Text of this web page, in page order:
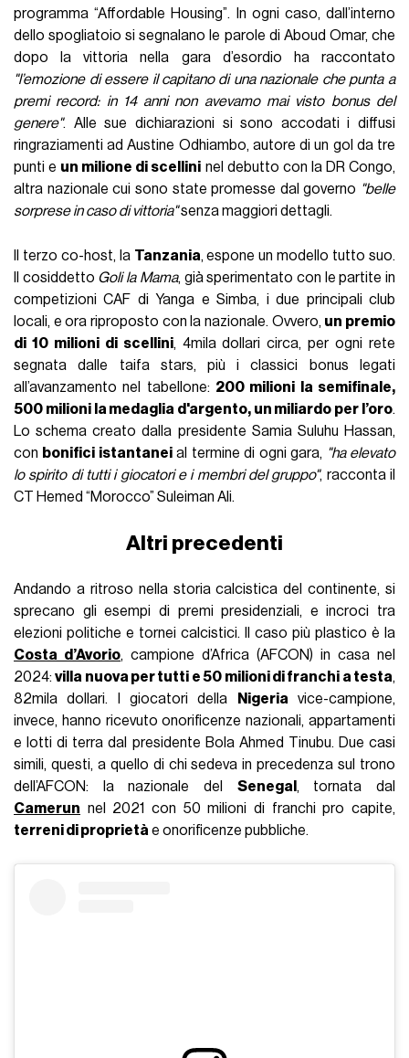
programma “Affordable Housing”. In ogni caso, dall’interno
dello spogliatoio si segnalano le parole di Aboud Omar, che
dopo la vittoria nella gara d’esordio ha raccontato
"l’emozione di essere il capitano di una nazionale che punta a
premi record: in 14 anni non avevamo mai visto bonus del
genere". Alle sue dichiarazioni si sono accodati i diffusi
ringraziamenti ad Austine Odhiambo, autore di un gol da tre
punti e un milione di scellini nel debutto con la DR Congo,
altra nazionale cui sono state promesse dal governo "belle
sorprese in caso di vittoria"senza maggiori dettagli.
Il terzo co-host, la Tanzania, espone un modello tutto suo.
Il cosiddetto Goli la Mama, già sperimentato con le partite in
competizioni CAF di Yanga e Simba, i due principali club
locali, e ora riproposto con la nazionale. Ovvero, un premio
di 10 milioni di scellini, 4mila dollari circa, per ogni rete
segnata dalle taifa stars, più i classici bonus legati
all’avanzamento nel tabellone: 200 milioni la semifinale,
500 milioni la medaglia d'argento, un miliardo per l’oro.
Lo schema creato dalla presidente Samia Suluhu Hassan,
con bonifici istantaneial termine di ogni gara, "ha elevato
lo spirito di tutti i giocatori e i membri del gruppo", racconta il
CT Hemed “Morocco” Suleiman Ali.
Altri precedenti
Andando a ritroso nella storia calcistica del continente, si
sprecano gli esempi di premi presidenziali, e incroci tra
elezioni politiche e tornei calcistici. Il caso più plastico è la
Costa d’Avorio, campione d’Africa (AFCON) in casa nel
2024:villa nuova per tutti e 50 milioni di franchi a testa,
82mila dollari. I giocatori della
Nigeria vice-campione,
invece, hanno ricevuto onorificenze nazionali, appartamenti
e lotti di terra dal presidente Bola Ahmed Tinubu. Due casi
simili, questi, a quello di chi sedeva in precedenza sul trono
dell’AFCON: la nazionale del Senegal , tornata dal
Camerun nel 2021 con 50 milioni di franchi pro capite,
terreni di proprietà e onorificenze pubbliche.